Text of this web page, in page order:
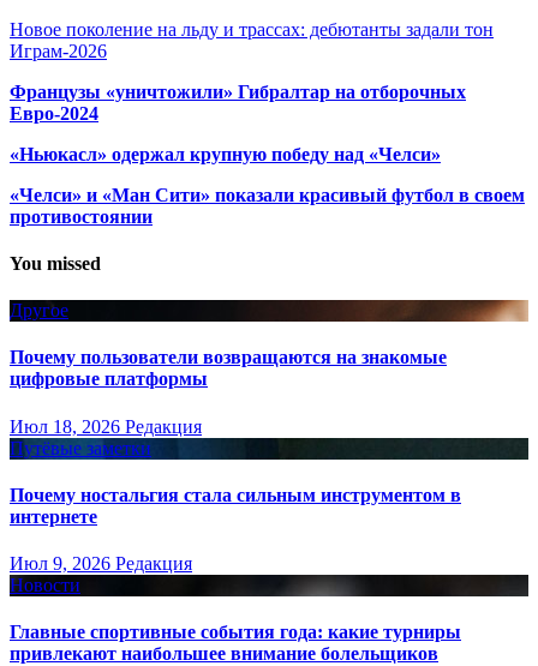
Новое поколение на льду и трассах: дебютанты задали тон
Играм-2026
Французы «уничтожили» Гибралтар на отборочных
Евро-2024
«Ньюкасл» одержал крупную победу над «Челси»
«Челси» и «Ман Сити» показали красивый футбол в своем
противостоянии
You missed
Другое
Почему пользователи возвращаются на знакомые
цифровые платформы
Июл 18, 2026 Редакция
Путёвые заметки
Почему ностальгия стала сильным инструментом в
интернете
Июл 9, 2026 Редакция
Новости
Главные спортивные события года: какие турниры
привлекают наибольшее внимание болельщиков